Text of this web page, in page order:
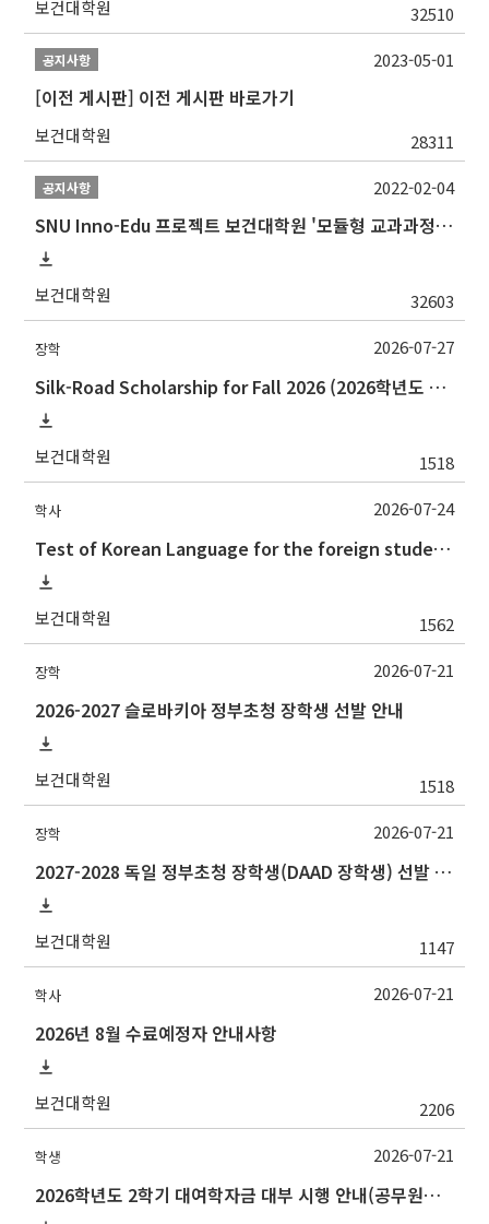
보건대학원 32510
공지사항
[이전 게시판] 이전 게시판 바로가기
보건대학원 28311
2023-05-01
공지사항
SNU Inno-Edu 프로젝트 보건대학원 '모듈형 교과과정' 안내(revised 2022/2/28)
보건대학원 32603
2022-02-04
장학
Silk-Road Scholarship for Fall 2026 (2026학년도 2학기‘실크로드 장학사업' 안내)
보건대학원 1518
2026-07-27
학사
Test of Korean Language for the foreign students(the 2nd semester, 2026) 2026.2학기 외국인학생의 한국어시험 실시 안내(논문제출자격시험)
보건대학원 1562
2026-07-24
장학
2026-2027 슬로바키아 정부초청 장학생 선발 안내
보건대학원 1518
2026-07-21
장학
2027-2028 독일 정부초청 장학생(DAAD 장학생) 선발 안내
보건대학원 1147
2026-07-21
학사
2026년 8월 수료예정자 안내사항
보건대학원 2206
2026-07-21
학생
2026학년도 2학기 대여학자금 대부 시행 안내(공무원연금공단)
2026-07-21